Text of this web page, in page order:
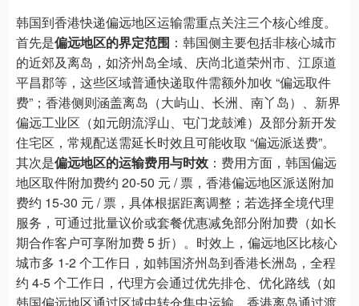
韩国到香港快递偏远地区运输需重点关注三个核心维度。
首先是偏远地区的界定范围 ：韩国侧主要包括非核心城市
的近郊及离岛，如济州岛全域、庆尚北道荣州市、江原道
平昌郡等，这些区域普通快递取件需额外加收 “偏远取件
费”；香港侧则涵盖离岛（大屿山、长洲、南丫岛）、新界
偏远工业区（如元朗流浮山、屯门龙鼓滩）及部分新开发
住宅区，常规配送需延长时效且可能收取 “偏远派送费”。
其次是偏远地区的运输费用与时效 ：费用方面，韩国偏远
地区取件附加费约 20-50 元 / 票，香港偏远地区派送附加
费约 15-30 元 / 票，具体根据距离调整；若选择全境代理
服务，可通过批量议价或套餐优惠减免部分附加费（如长
期合作客户可享附加费 5 折）。时效上，偏远地区比核心
城市多 1-2 个工作日，如韩国济州岛到香港长洲岛，全程
约 4-5 个工作日，代理方会通过优先排仓、优化路线（如